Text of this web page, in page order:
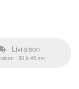
Livraison
: 30 à 45 mn